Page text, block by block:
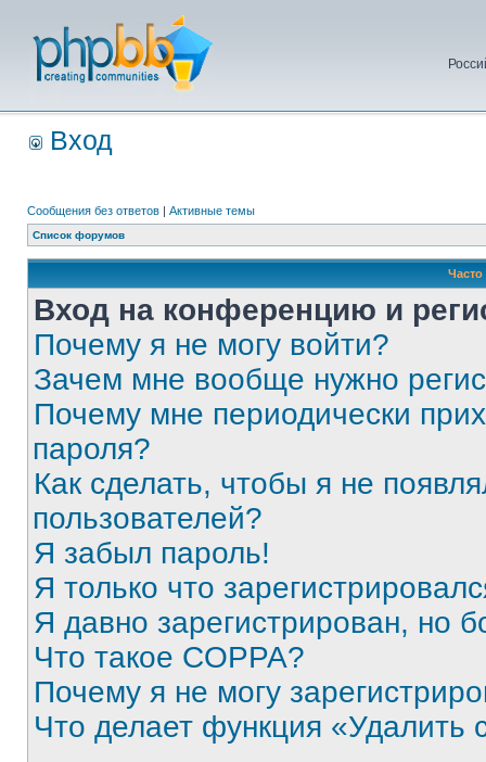
Вход
Сообщения без ответов | Активные темы
Список форумов
Вход на конференцию и
Почему я не могу войти?
Зачем мне вообще нужно
Почему мне периодически
пароля?
Как сделать, чтобы я не
пользователей?
Я забыл пароль!
Я только что
Я давно зарегистрирован, но
Что такое COPPA?
Почему я не могу
Что делает функция «Удалить